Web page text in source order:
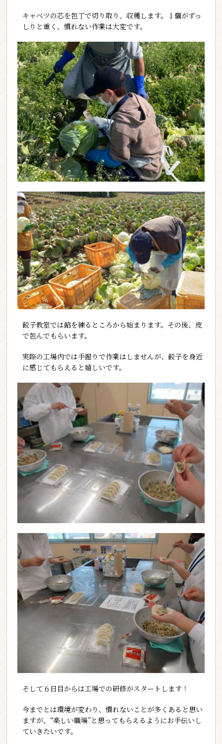
キャベツの芯を包丁で切り取り、収穫します。１個がずっ
しりと重く、慣れない作業は大変です。
餃子教室では餡を練るところから始まります。その後、皮
で包んでもらいます。
実際の工場内では手握りで作業はしませんが、餃子を身近
に感じてもらえると嬉しいです。
そして６日目からは工場での研修がスタートします！
今までとは環境が変わり、慣れないことが多くあると思い
ますが、“楽しい職場”と思ってもらえるようにお手伝いし
ていきたいです。